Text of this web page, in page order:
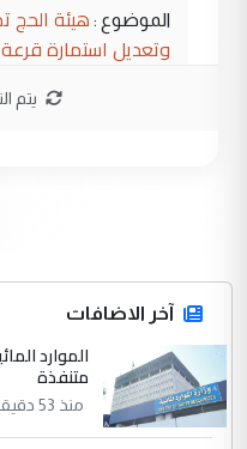
الموضوع : هيئة الحج
وتعديل استمارة
المشترك لا تستهدف
الدول الشقيقة
يوسف غزوان عصمت
التعليق :
زوجتي أيضا
يتم
آخر الاضافات
متنفذة
منذ 53 دقيقة